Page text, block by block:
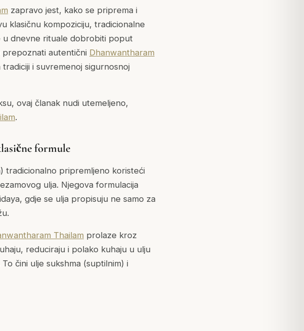
zapravo jest, kako se priprema i
klasičnu kompoziciju, tradicionalne
dnevne rituale dobrobiti poput
prepoznati autentični Dhanwantharam
i suvremenoj sigurnosnoj
ovaj članak nudi utemeljeno,
.
formule
) tradicionalno pripremljeno koristeći
ulja. Njegova formulacija
gdje se ulja propisuju ne samo za
Thailam prolaze kroz
reduciraju i polako kuhaju u ulju
čini ulje sukshma (suptilnim) i